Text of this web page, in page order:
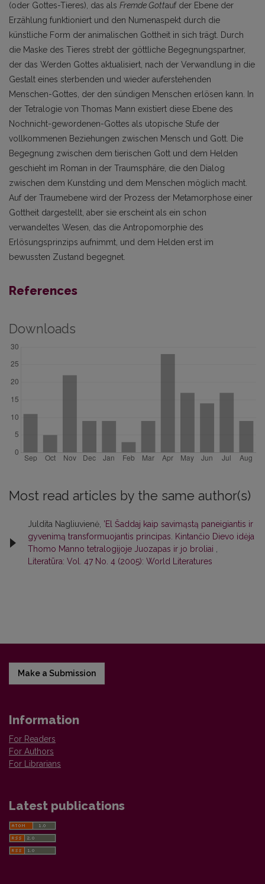
(oder Gottes-Tieres), das als Fremde Gottauf der Ebene der
Erzählung funktioniert und den Numenaspekt durch die
künstliche Form der animalischen Gottheit in sich trägt. Durch
die Maske des Tieres strebt der göttliche Begegnungspartner,
der das Werden Gottes aktualisiert, nach der Verwandlung in die
Gestalt eines sterbenden und wieder auferstehenden
Menschen-Gottes, der den sündigen Menschen erlösen kann. In
der Tetralogie von Thomas Mann existiert diese Ebene des
Nochnicht-gewordenen-Gottes als utopische Stufe der
vollkommenen Beziehungen zwischen Mensch und Gott. Die
Begegnung zwischen dem tierischen Gott und dem Helden
geschieht im Roman in der Traumsphäre, die den Dialog
zwischen dem Kunstding und dem Menschen möglich macht.
Auf der Traumebene wird der Prozess der Metamorphose einer
Gottheit dargestellt, aber sie erscheint als ein schon
verwandeltes Wesen, das die Antropomorphie des
Erlösungsprinzips aufnimmt, und dem Helden erst im
bewussten Zustand begegnet.
References
Downloads
Most read articles by the same author(s)
Juldita Nagliuvienė, ’El Šaddaj kaip savimąstą paneigiantis ir
gyvenimą transformuojantis principas. Kintančio Dievo idėja
Thomo Manno tetralogijoje Juozapas ir jo broliai
Literatūra: Vol. 47 No. 4 (2005): World Literatures
Make a Submission
Information
For Readers
For Authors
For Librarians
Latest publications